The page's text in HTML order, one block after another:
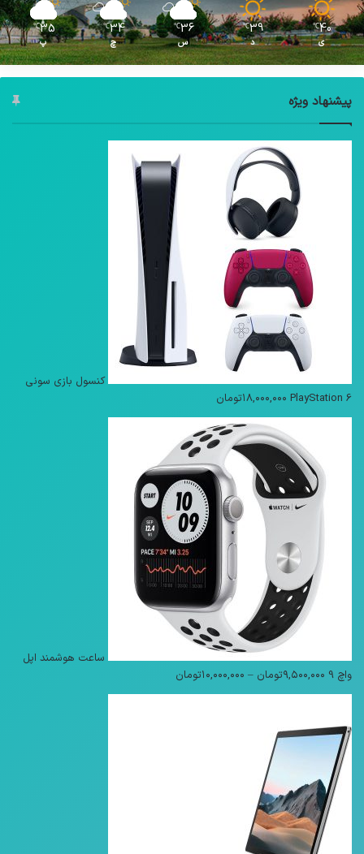
40
℃
ی
39
℃
د
36
℃
س
34
℃
چ
35
℃
پ
پیشنهاد ویژه
کنسول بازی سونی
PlayStation 6 ۱۸,۰۰۰,۰۰۰تومان
ساعت هوشمند اپل
واچ 9
۹,۵۰۰,۰۰۰تومان – ۱۰,۰۰۰,۰۰۰تومان
قیمت: